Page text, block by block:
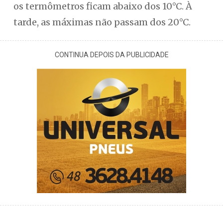
os termômetros ficam abaixo dos 10°C. À
tarde, as máximas não passam dos 20°C.
CONTINUA DEPOIS DA PUBLICIDADE